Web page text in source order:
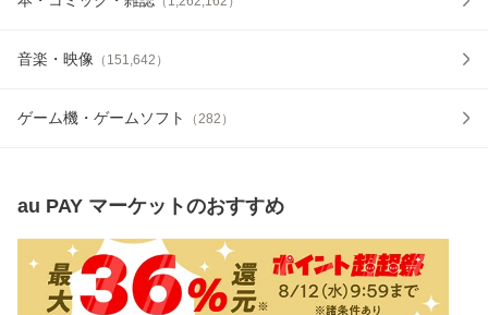
音楽・映像 （ 151,642 ）
ゲーム機・ゲームソフト （282 ）
au PAY マーケットのおすすめ